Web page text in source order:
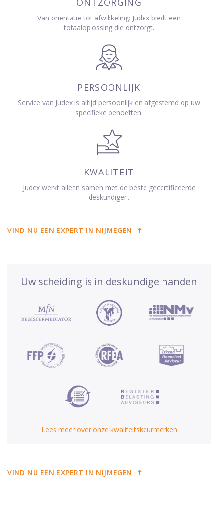
Van oriëntatie tot afwikkeling: Judex biedt een
totaaloplossing die ontzorgt.
PERSOONLIJK
Service van Judex is altijd persoonlijk en afgestemd op uw
specifieke behoeften.
KWALITEIT
Judex werkt alleen samen met de beste gecertificeerde
deskundigen.
VIND NU EEN EXPERT IN NIJMEGEN
Uw scheiding is in deskundige handen
Lees meer over onze kwaliteitskeurmerken
VIND NU EEN EXPERT IN NIJMEGEN